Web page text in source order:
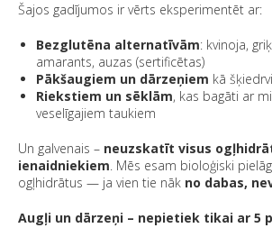
Šajos gadījumos ir vērts eksperimentēt ar:
Bezglutēna alternatīvām: kvinoja,
amarants, auzas (sertificētas)
Pākšaugiem un dārzeņiem kā
Riekstiem un sēklām, kas bagāti ar
veselīgajiem taukiem
Un galvenais – neuzskatīt visus
ienaidniekiem. Mēs esam bioloģiski
ogļhidrātus — ja vien tie nāk no dabas,
Augļi un dārzeņi – nepietiek tikai ar 5